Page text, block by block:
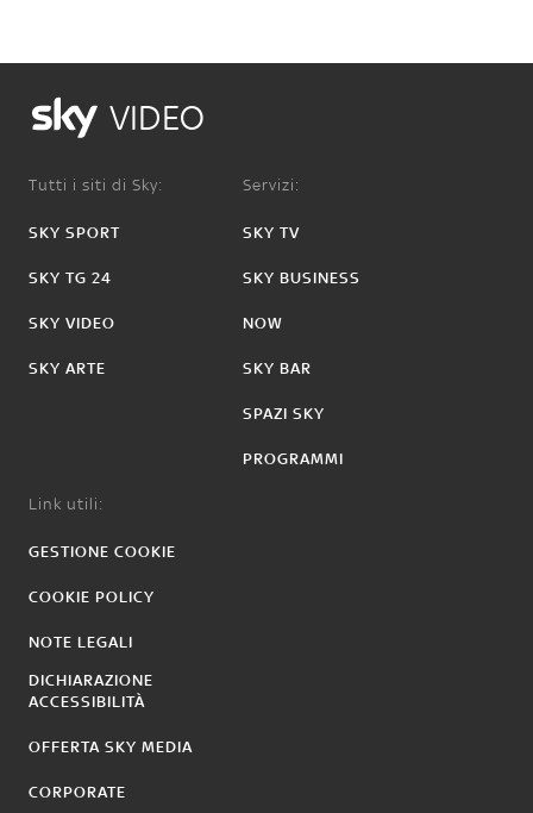
VIDEO
Tutti i siti di Sky:
SKY SPORT
SKY TG 24
SKY VIDEO
SKY ARTE
Servizi:
SKY TV
SKY BUSINESS
NOW
SKY BAR
SPAZI SKY
PROGRAMMI
Link utili:
GESTIONE COOKIE
COOKIE POLICY
NOTE LEGALI
DICHIARAZIONE
ACCESSIBILITÀ
OFFERTA SKY MEDIA
CORPORATE